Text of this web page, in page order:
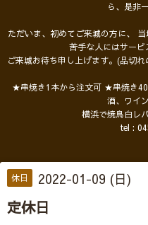
ら、是非
ただいま、初めてご来城の方に、
苦手な人にはサービ
ご来城お待ち申し上げます。(品切
★串焼き1本から注文可 ★串焼き
酒、ワイ
横浜で焼鳥白レ
tel :
休日 2022-01-09 (日)
定休日